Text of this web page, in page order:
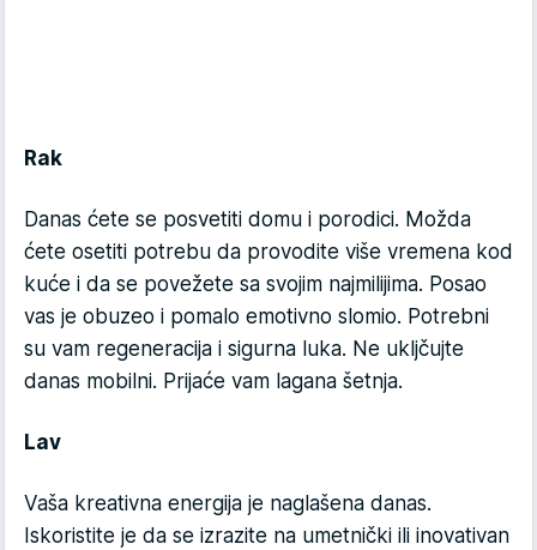
Rak
Danas ćete se posvetiti domu i porodici. Možda
ćete osetiti potrebu da provodite više vremena kod
kuće i da se povežete sa svojim najmilijima. Posao
vas je obuzeo i pomalo emotivno slomio. Potrebni
su vam regeneracija i sigurna luka. Ne ukljčujte
danas mobilni. Prijaće vam lagana šetnja.
Lav
Vaša kreativna energija je naglašena danas.
Iskoristite je da se izrazite na umetnički ili inovativan